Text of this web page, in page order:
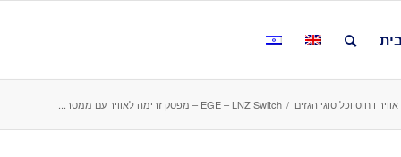
דחוס וכל סוגי הגזים / EGE – LNZ Switch – מפסק זרימה לאוויר עם ממסר...